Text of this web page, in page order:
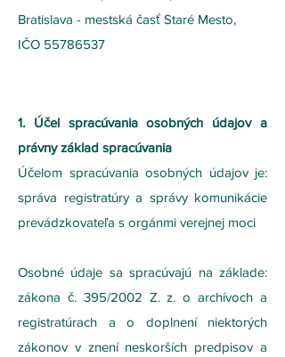
Bratislava - mestská časť Staré Mesto,
IČO 55786537
1. Účel spracúvania osobných údajov a
právny základ spracúvania
Účelom spracúvania osobných údajov je:
správa registratúry a správy komunikácie
prevádzkovateľa s orgánmi verejnej moci
Osobné údaje sa spracúvajú na základe:
zákona č. 395/2002 Z. z. o archívoch a
registratúrach a o doplnení niektorých
zákonov v znení neskorších predpisov a